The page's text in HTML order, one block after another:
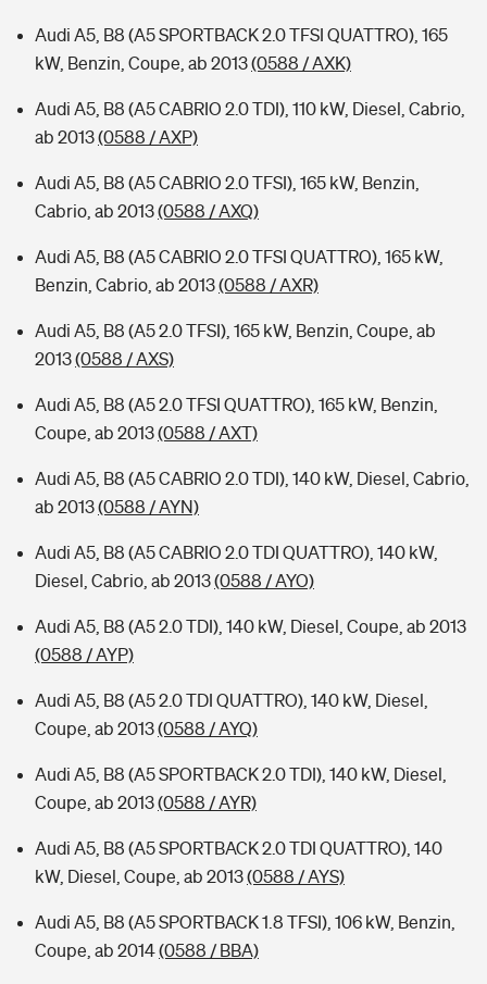
Audi A5, B8 (A5 SPORTBACK 2.0 TFSI QUATTRO), 165
kW, Benzin, Coupe, ab 2013(0588 / AXK)
Audi A5, B8 (A5 CABRIO 2.0 TDI), 110 kW, Diesel, Cabrio,
ab 2013(0588 / AXP)
Audi A5, B8 (A5 CABRIO 2.0 TFSI), 165 kW, Benzin,
Cabrio, ab 2013(0588 / AXQ)
Audi A5, B8 (A5 CABRIO 2.0 TFSI QUATTRO), 165 kW,
Benzin, Cabrio, ab 2013(0588 / AXR)
Audi A5, B8 (A5 2.0 TFSI), 165 kW, Benzin, Coupe, ab
2013(0588 / AXS)
Audi A5, B8 (A5 2.0 TFSI QUATTRO), 165 kW, Benzin,
Coupe, ab 2013(0588 / AXT)
Audi A5, B8 (A5 CABRIO 2.0 TDI), 140 kW, Diesel, Cabrio,
ab 2013(0588 / AYN)
Audi A5, B8 (A5 CABRIO 2.0 TDI QUATTRO), 140 kW,
Diesel, Cabrio, ab 2013(0588 / AYO)
Audi A5, B8 (A5 2.0 TDI), 140 kW, Diesel, Coupe, ab 2013
(0588 / AYP)
Audi A5, B8 (A5 2.0 TDI QUATTRO), 140 kW, Diesel,
Coupe, ab 2013(0588 / AYQ)
Audi A5, B8 (A5 SPORTBACK 2.0 TDI), 140 kW, Diesel,
Coupe, ab 2013(0588 / AYR)
Audi A5, B8 (A5 SPORTBACK 2.0 TDI QUATTRO), 140
kW, Diesel, Coupe, ab 2013(0588 / AYS)
Audi A5, B8 (A5 SPORTBACK 1.8 TFSI), 106 kW, Benzin,
Coupe, ab 2014(0588 / BBA)